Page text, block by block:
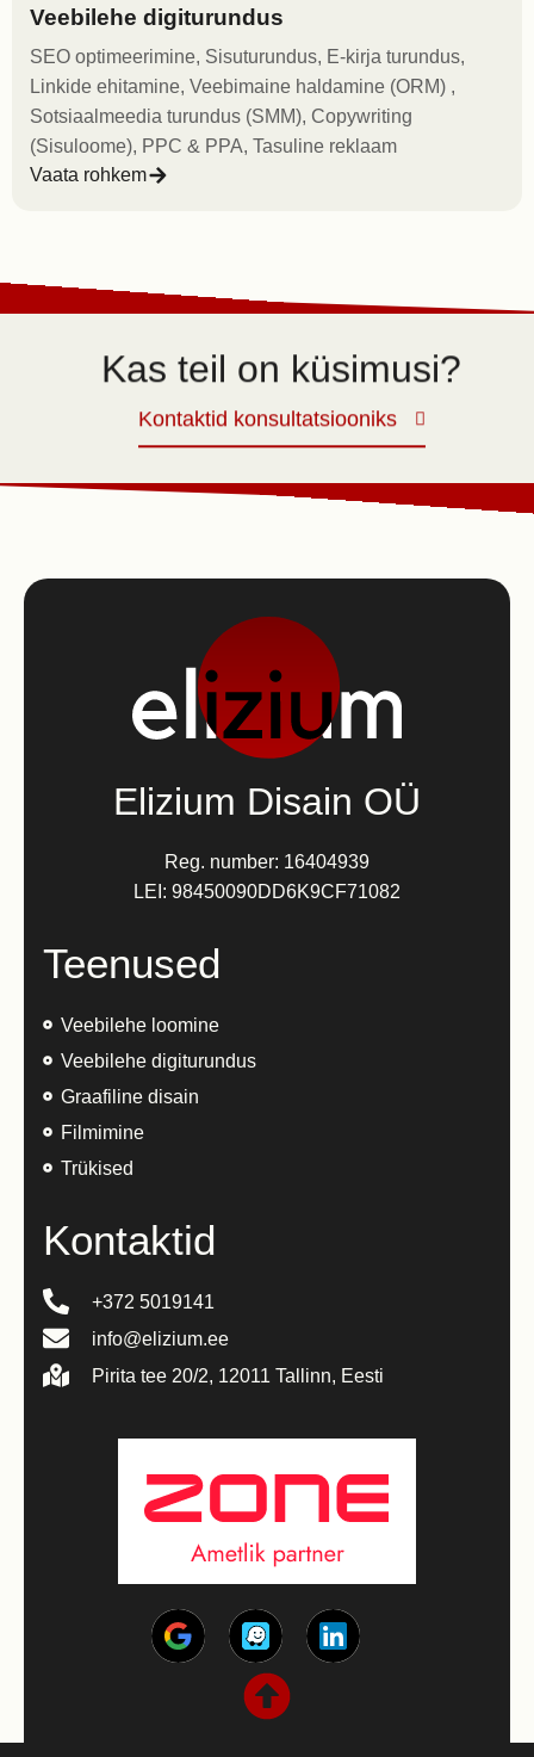
Veebilehe digiturundus
SEO optimeerimine, Sisuturundus, E-kirja turundus,
Linkide ehitamine, Veebimaine haldamine (ORM) ,
Sotsiaalmeedia turundus (SMM), Copywriting
(Sisuloome), PPC & PPA, Tasuline reklaam
Vaata rohkem
Kas teil on küsimusi?
Kontaktid konsultatsiooniks
Elizium Disain OÜ
Reg. number: 16404939
LEI: 98450090DD6K9CF71082
Teenused
Veebilehe loomine
Veebilehe digiturundus
Graafiline disain
Filmimine
Trükised
Kontaktid
+372 5019141
info@elizium.ee
Pirita tee 20/2, 12011 Tallinn, Eesti